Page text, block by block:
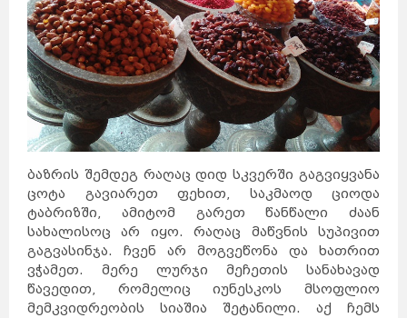
ბაზრის შემდეგ რაღაც დიდ სკვერში გაგვიყვანა
ცოტა გავიარეთ ფეხით, საკმაოდ ციოდა
ტაბრიზში, ამიტომ გარეთ წანწალი ძაან
სახალისოც არ იყო. რაღაც მაწვნის სუპივით
გაგვასინჯა. ჩვენ არ მოგვეწონა და ხათრით
ვჭამეთ. მერე ლურჯი მეჩეთის სანახავად
წავედით, რომელიც იუნესკოს მსოფლიო
მემკვიდრეობის სიაშია შეტანილი. აქ ჩემს